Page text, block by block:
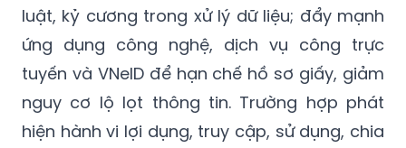
luật, kỷ cương trong xử lý dữ liệu; đẩy mạnh
ứng dụng công nghệ, dịch vụ công trực
tuyến và VNeID để hạn chế hồ sơ giấy, giảm
nguy cơ lộ lọt thông tin. Trường hợp phát
hiện hành vi lợi dụng, truy cập, sử dụng, chia